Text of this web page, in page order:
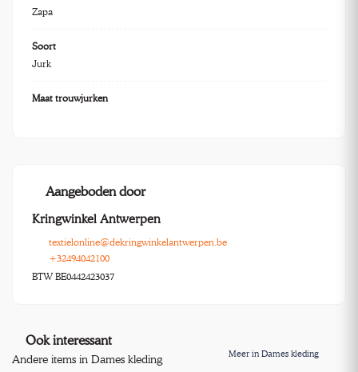
Zapa
Soort
Jurk
Maat trouwjurken
Aangeboden door
Kringwinkel Antwerpen
textielonline@dekringwinkelantwerpen.be
+32494042100
BTW BE0442423037
Ook interessant
Andere items in Dames kleding Meer in Dames kleding